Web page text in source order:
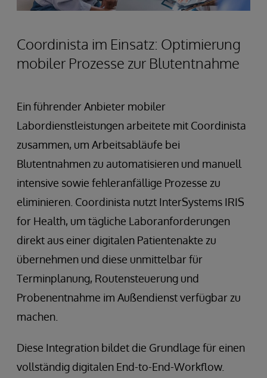
Coordinista im Einsatz: Optimierung
mobiler Prozesse zur Blutentnahme
Ein führender Anbieter mobiler
Labordienstleistungen arbeitete mit Coordinista
zusammen, um Arbeitsabläufe bei
Blutentnahmen zu automatisieren und manuell
intensive sowie fehleranfällige Prozesse zu
eliminieren. Coordinista nutzt InterSystems IRIS
for Health, um tägliche Laboranforderungen
direkt aus einer digitalen Patientenakte zu
übernehmen und diese unmittelbar für
Terminplanung, Routensteuerung und
Probenentnahme im Außendienst verfügbar zu
machen.
Diese Integration bildet die Grundlage für einen
vollständig digitalen End-to-End-Workflow.